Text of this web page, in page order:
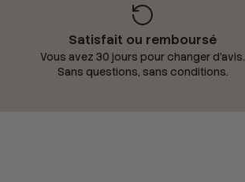
Satisfait ou remboursé
Vous avez 30 jours pour changer d'avis.
Sans questions, sans conditions.